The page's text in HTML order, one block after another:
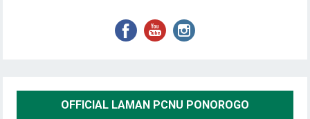
OFFICIAL LAMAN PCNU PONOROGO